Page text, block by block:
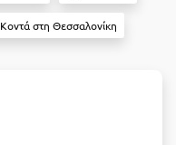
Κοντά στη Θεσσαλονίκη